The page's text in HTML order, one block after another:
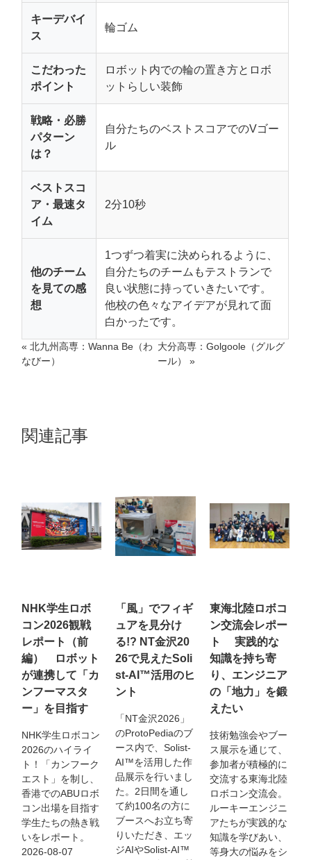
キーデバイ
ス
輪ゴム
こだわった
ポイント
ロボット内での輪の置き方とロボ
ットらしい装飾
戦略・必勝
パターン
は？
自分たちのベストスコアでのVゴー
ル
ベストスコ
ア・最速タ
イム
2分10秒
他のチーム
を見ての感
想
1つずつ着実に決められるように、
自分たちのチームもテストランで
良い状態に持っていきたいです。
他校の色々なアイデアが見れて面
白かったです。
« 北九州高専：Wanna Be（わ
なびー）
大分高専：Golgoole（グルグ
ール）
»
関連記事
NHK学生ロボ
コン2026観戦
レポート（前
編） ロボット
が連携して「カ
ンフーマスタ
ー」を目指す
NHK学生ロボコン
2026のハイライ
ト！「カンフーク
エスト」を制し、
香港でのABUロボ
コン出場を目指す
学生たちの熱き戦
いをレポート。
2026-08-07
「風」でフィギ
ュアを見分け
る!? NT金沢20
26で見えたSoli
st-AI™活用のヒ
ント
「NT金沢2026」
のProtoPediaのブ
ース内で、Solist-
AI™を活用した作
品展示を行いまし
た。2日間を通し
て約100名の方に
ブースへお立ち寄
りいただき、エッ
ジAIやSolist-AI™
東海北陸ロボコ
ン交流会レポー
ト 実践的な
知識を持ち寄
り、エンジニア
の「地力」を鍛
えたい
技術勉強会やブー
ス展示を通じて、
参加者が積極的に
交流する東海北陸
ロボコン交流会。
ルーキーエンジニ
アたちが実践的な
知識を学びあい、
等身大の悩みをシ